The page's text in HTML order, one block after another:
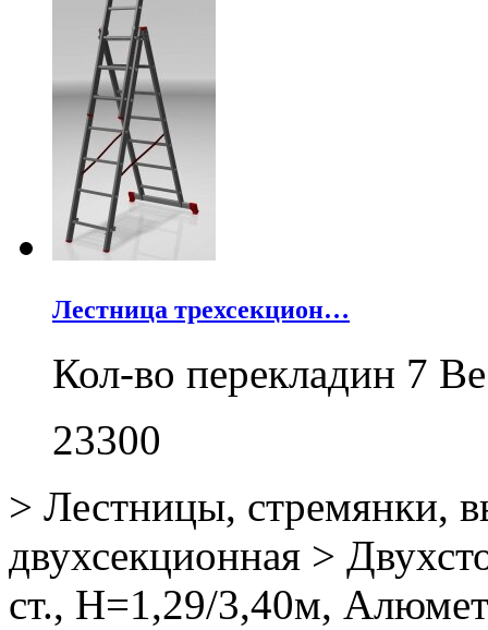
Лестница трехсекцион…
Кол-во перекладин 7
23300
> Лестницы, стремянки,
двухсекционная >
ст., Н=1,29/3,40м, Алюмет